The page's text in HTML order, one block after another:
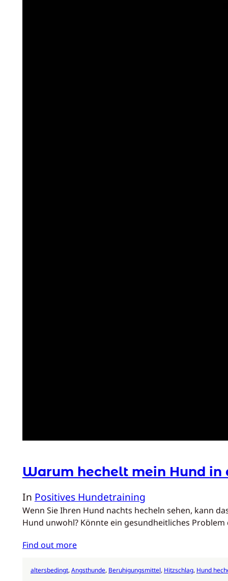
Warum hechelt mein Hund in
In Positives Hundetraining
Wenn Sie Ihren Hund nachts hecheln sehen, kann
Hund unwohl? Könnte ein gesundheitliches
Find out more
altersbedingt, Angsthunde, Beruhigungsmittel, Hitzschlag, Hund